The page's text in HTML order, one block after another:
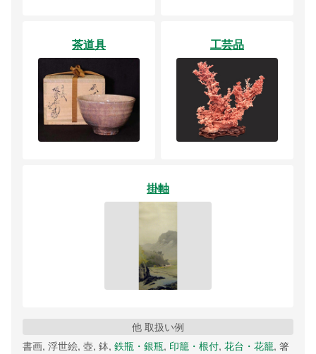
茶道具 工芸品
掛軸
他 取扱い例
書画, 浮世絵, 壺, 鉢, 鉄瓶・銀瓶, 印籠・根付, 花台・花籠, 箸